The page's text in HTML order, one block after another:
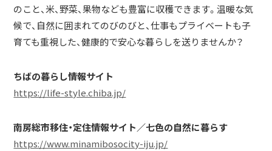
のこと、米、野菜、果物なども豊富に収穫できます。温暖な気
候で、自然に囲まれてのびのびと、仕事もプライベートも子
育ても重視した、健康的で安心な暮らしを送りませんか？
ちばの暮らし情報サイト
https://life-style.chiba.jp/
南房総市移住・定住情報サイト／七色の自然に暮らす
https://www.minamibosocity-iju.jp/